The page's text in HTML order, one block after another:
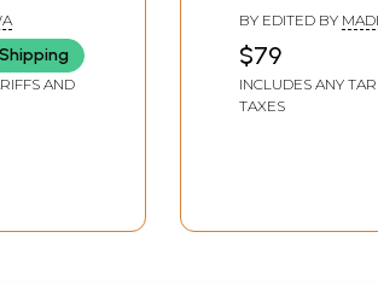
Golden
AND
Cinema (Set 2
Volumes)
BY EDITED BY
$79
INCLUDES ANY
TAXES